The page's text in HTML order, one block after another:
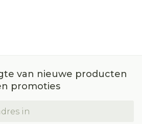
van nieuwe producten
promoties